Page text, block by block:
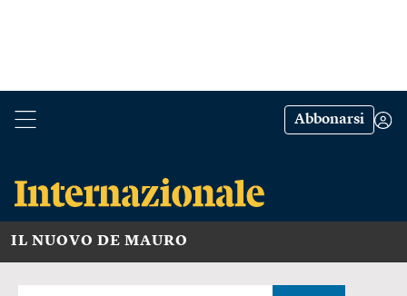
Abbonarsi
IL NUOVO DE MAURO